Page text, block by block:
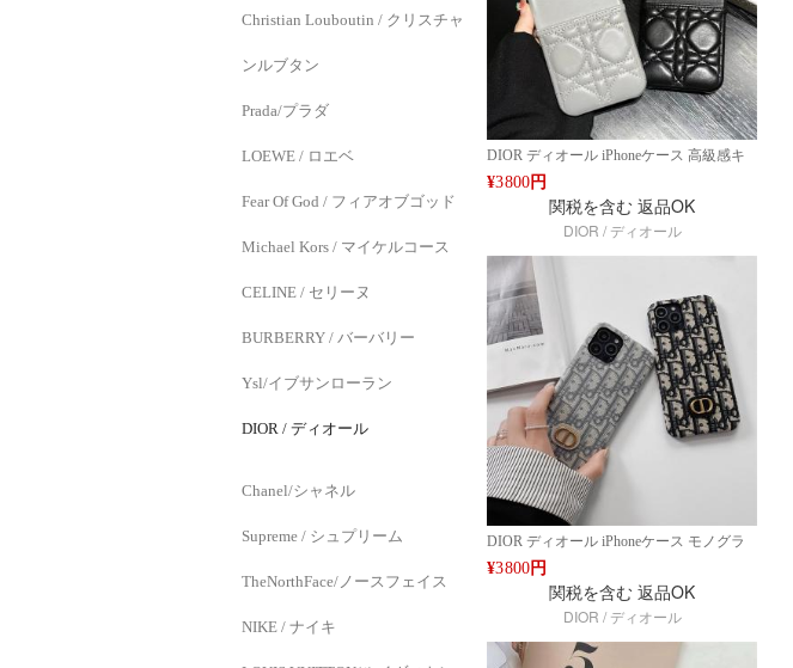
Christian Louboutin / クリスチャ
ンルブタン
Prada/プラダ
LOEWE / ロエベ
Fear Of God / フィアオブゴッド
Michael Kors / マイケルコース
CELINE / セリーヌ
BURBERRY / バーバリー
Ysl/イブサンローラン
DIOR / ディオール
Chanel/シャネル
Supreme / シュプリーム
TheNorthFace/ノースフェイス
NIKE / ナイキ
DIOR ディオール iPhoneケース 高級感キ
ルティングレザー ゴールドチャーム付き
iPhone 14/15/16 Pro Max対応 ファッション
ケース 全機種対応 ブランド Google 7a 8
7pro/ 6pro 6aケース ファッションライン デ
気 高品質 新作 ファッション IPHONE16
PRO MAX14 PRO MAX 15 16ケース ブラ
ンド アイフォン15 16ケースファッション
全機種対応
¥3800 円
関税を含む 返品OK
DIOR / ディオール
DIOR ディオール iPhoneケース モノグラ
ムデザイン 高級感 ケース iPhone 14/15/16
Pro Max対応 おしゃれ カード収納対応 レ
ザースタイル 全機種対応 ブランド Google
7a 8 7pro/ 6pro 6aケース ファッションライ
応 人気 高品質 新作 ファッション
¥3800 円
関税を含む 返品OK
DIOR / ディオール